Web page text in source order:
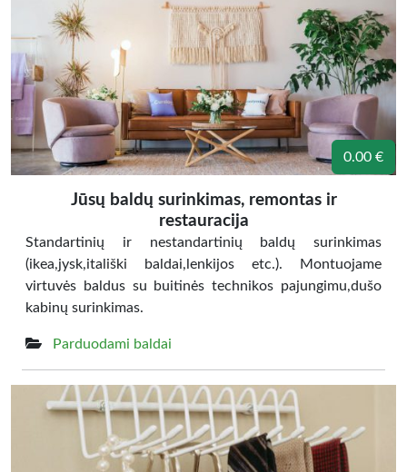
0.00 €
Jūsų baldų surinkimas, remontas ir
restauracija
Standartinių ir nestandartinių baldų surinkimas
(ikea,jysk,itališki baldai,lenkijos etc.). Montuojame
virtuvės baldus su buitinės technikos pajungimu,dušo
kabinų surinkimas.
Parduodami baldai